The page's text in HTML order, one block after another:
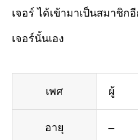
เจอร์ ได้เข้ามาเป็นสมาชิ
เจอร์นั้นเอง
เพศ ผู้
อายุ –